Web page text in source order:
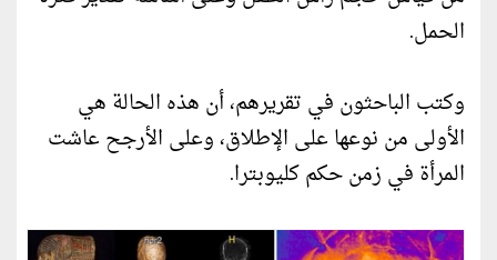
الحمل.
وكتب الباحثون في تقريرهم، أن هذه الحالة هي
الأولى من نوعها على الإطلاق، وعلى الأرجح عاشت
المرأة في زمن حكم كليوبترا.